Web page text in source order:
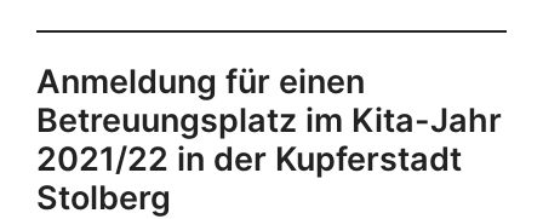
Anmeldung für einen
Betreuungsplatz im Kita-Jahr
2021/22 in der Kupferstadt
Stolberg